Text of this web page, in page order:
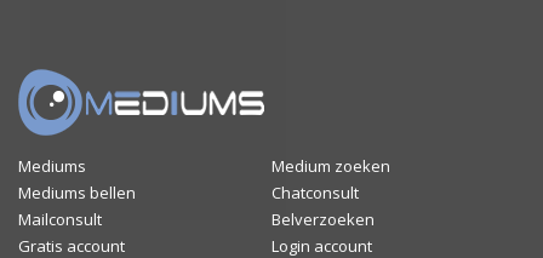
Mediums
Medium zoeken
Mediums bellen
Chatconsult
Mailconsult
Belverzoeken
Gratis account
Login account